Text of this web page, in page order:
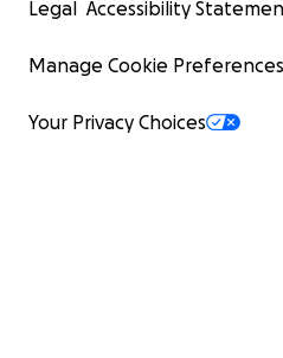
Legal Accessibility
Manage Cookie Preferences
Your Privacy Choices